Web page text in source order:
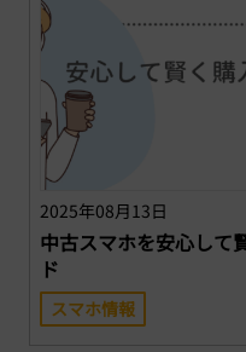
2025年08月13日
中古スマホを安心して
ド
スマホ情報